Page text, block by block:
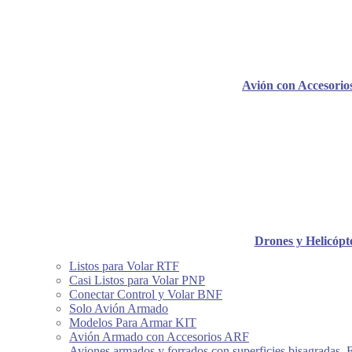
Avión con
Drones y
Listos para Volar RTF
Casi Listos para Volar PNP
Conectar Control y Volar BNF
Solo Avión Armado
Modelos Para Armar KIT
Avión Armado con Accesorios ARF